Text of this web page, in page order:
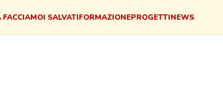
FACCIAMOI SALVATIFORMAZIONEPROGETTINEWS